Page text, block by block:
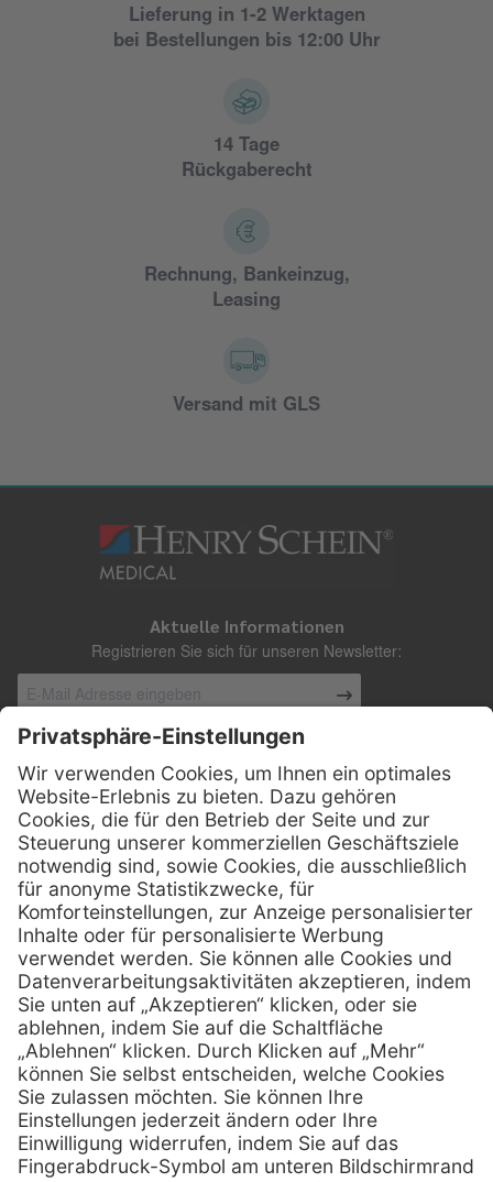
Lieferung in 1-2 Werktagen
bei Bestellungen bis 12:00 Uhr
14 Tage
Rückgaberecht
Rechnung, Bankeinzug,
Leasing
Versand mit GLS
Aktuelle Informationen
Registrieren Sie sich für unseren Newsletter:
Kontakt
Henry Schein Medical Austria GmbH
Schönbrunner Straße 297
A-1120 Wien
01 / 718 19 61 99
Telefax:01 / 718 19 61 23
E-Mail: info @ henryscheinmed.at
Services
Vorteile
Eigenmarke
Leasing
Technischer Service
Hilfe
FAQs
Kontakt
Außendienst
Lob & Kritik